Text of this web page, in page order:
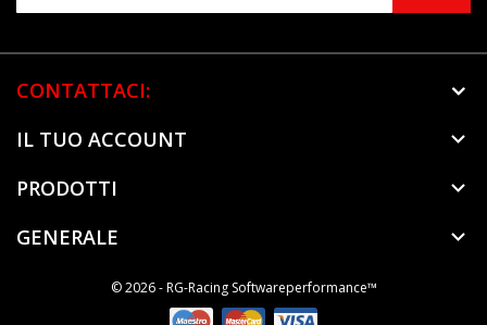
CONTATTACI:
IL TUO ACCOUNT

PRODOTTI 
GENERALE 
© 2026 - RG-Racing Softwareperformance™